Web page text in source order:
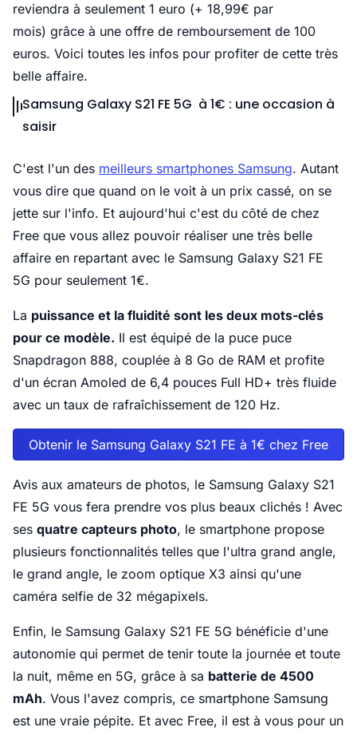
reviendra à seulement 1 euro (+ 18,99€ par
mois) grâce à une offre de remboursement de 100
euros. Voici toutes les infos pour profiter de cette très
belle affaire.
Samsung Galaxy S21 FE 5G à 1€ : une occasion à
saisir
C'est l'un des meilleurs smartphones Samsung. Autant
vous dire que quand on le voit à un prix cassé, on se
jette sur l'info. Et aujourd'hui c'est du côté de chez
Free que vous allez pouvoir réaliser une très belle
affaire en repartant avec le Samsung Galaxy S21 FE
5G pour seulement 1€.
La puissance et la fluidité sont les deux mots-clés
pour ce modèle. Il est équipé de la puce puce
Snapdragon 888, couplée à 8 Go de RAM et profite
d'un écran Amoled de 6,4 pouces Full HD+ très fluide
avec un taux de rafraîchissement de 120 Hz.
Obtenir le Samsung Galaxy S21 FE à 1€ chez Free
Avis aux amateurs de photos, le Samsung Galaxy S21
FE 5G vous fera prendre vos plus beaux clichés ! Avec
ses quatre capteurs photo, le smartphone propose
plusieurs fonctionnalités telles que l'ultra grand angle,
le grand angle, le zoom optique X3 ainsi qu'une
caméra selfie de 32 mégapixels.
Enfin, le Samsung Galaxy S21 FE 5G bénéficie d'une
autonomie qui permet de tenir toute la journée et toute
la nuit, même en 5G, grâce à sa batterie de 4500
mAh. Vous l'avez compris, ce smartphone Samsung
est une vraie pépite. Et avec Free, il est à vous pour un